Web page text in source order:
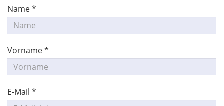
Name *
Vorname *
E-Mail *